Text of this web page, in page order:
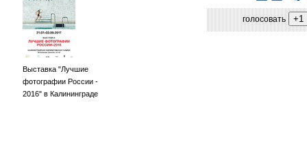
Выставка "Лучшие
фотографии России -
2016" в Калининграде
голосовать